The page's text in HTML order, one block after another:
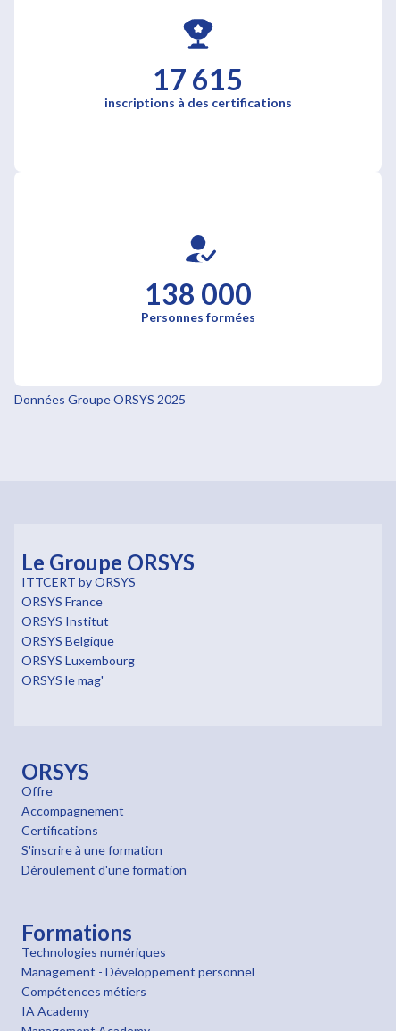
17 615
inscriptions à des certifications
138 000
Personnes formées
Données Groupe ORSYS 2025
Le Groupe ORSYS
ITTCERT by ORSYS
ORSYS France
ORSYS Institut
ORSYS Belgique
ORSYS Luxembourg
ORSYS le mag'
ORSYS
Offre
Accompagnement
Certifications
S'inscrire à une formation
Déroulement d'une formation
Formations
Technologies numériques
Management - Développement personnel
Compétences métiers
IA Academy